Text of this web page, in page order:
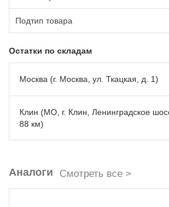
Подтип товара
Остатки по складам
Москва (г. Москва, ул. Ткацкая, д. 1)
Клин (МО, г. Клин, Ленинградское
88 км)
Аналоги Смотреть все >